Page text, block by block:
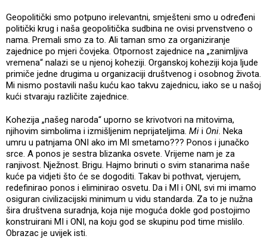
Geopolitički smo potpuno irelevantni, smješteni smo u određeni
politički krug i naša geopolitička sudbina ne ovisi prvenstveno o
nama. Premali smo za to. Ali taman smo za organiziranje
zajednice po mjeri čovjeka. Otpornost zajednice na „zanimljiva
vremena“ nalazi se u njenoj koheziji. Organskoj koheziji koja ljude
primiče jedne drugima u organizaciji društvenog i osobnog života.
Mi nismo postavili našu kuću kao takvu zajednicu, iako se u našoj
kući stvaraju različite zajednice.
Kohezija „našeg naroda“ uporno se krivotvori na mitovima,
njihovim simbolima i izmišljenim neprijateljima. Mi i Oni. Neka
umru u patnjama ONI ako im MI smetamo??? Ponos i junačko
srce. A ponos je sestra blizanka osvete. Vrijeme nam je za
ranjivost. Nježnost. Brigu. Hajmo brinuti o svim stanarima naše
kuće pa vidjeti što će se dogoditi. Takav bi pothvat, vjerujem,
redefinirao ponos i eliminirao osvetu. Da i MI i ONI, svi mi imamo
osiguran civilizacijski minimum u vidu standarda. Za to je nužna
šira društvena suradnja, koja nije moguća dokle god postojimo
konstruirani MI i ONI, na koju god se skupinu pod time mislilo.
Obrazac je uvijek isti.